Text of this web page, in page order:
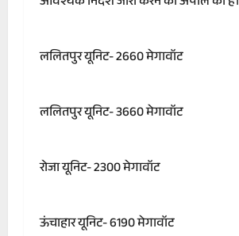
ललितपुर यूनिट- 2660 मेगावॉट
ललितपुर यूनिट- 3660 मेगावॉट
रोजा यूनिट- 2300 मेगावॉट
ऊंचाहार यूनिट- 6190 मेगावॉट